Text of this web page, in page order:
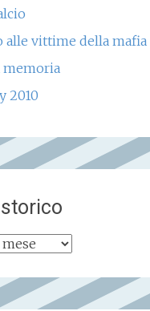
vittime della mafia
memoria
2010